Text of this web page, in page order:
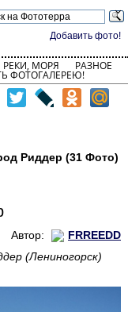
Добавить фото!
РЕКИ, МОРЯ РАЗНОЕ
ФОТОГАЛЕРЕЮ!
Риддер (31 Фото)
Автор:
FRREEDD
(Лениногорск)